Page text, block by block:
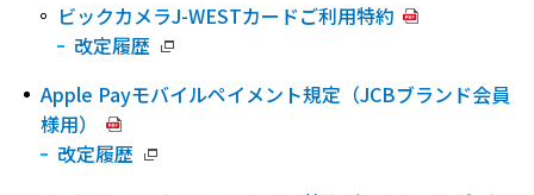
ビックカメラJ-WESTカードご利用特約
改定履歴
Apple Payモバイルペイメント規定（JCBブランド会員
様用）
改定履歴